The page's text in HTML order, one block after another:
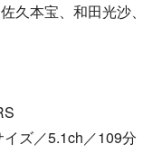
本宝、和田光沙、
ズ／5.1ch／109分